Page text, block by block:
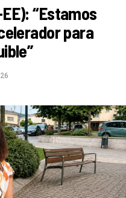
“Estamos
para